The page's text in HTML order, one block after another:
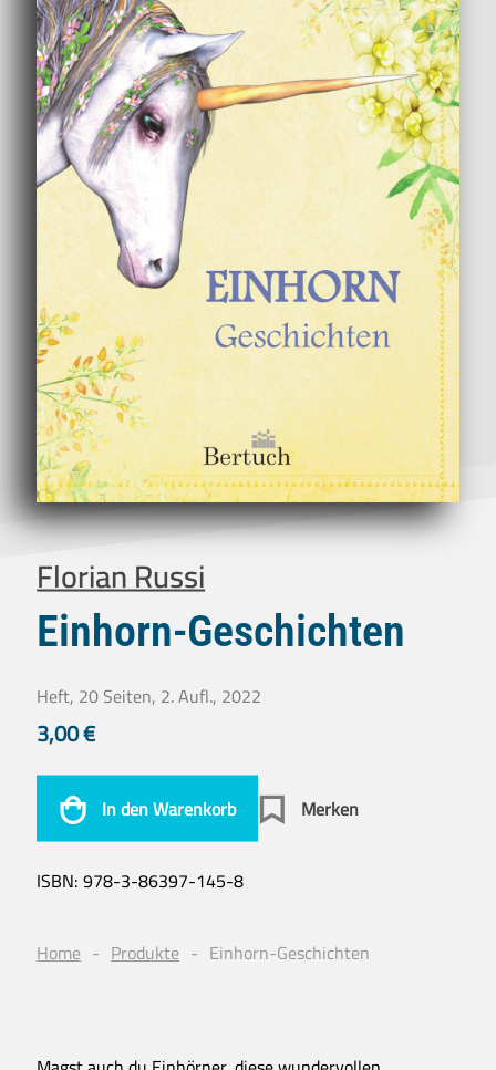
Florian Russi
Einhorn-Geschichten
Heft, 20 Seiten, 2. Aufl., 2022
3,00€
In den Warenkorb Merken
ISBN:978-3-86397-145-8
Home Produkte Einhorn-Geschichten